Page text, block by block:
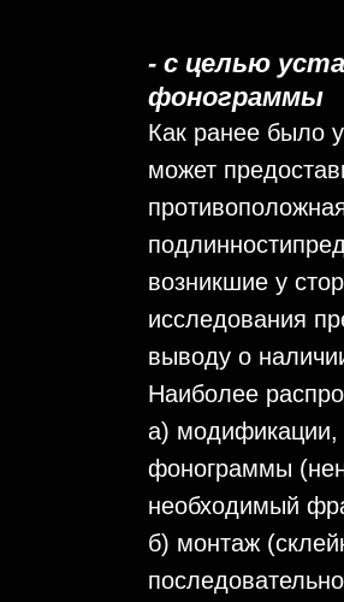
- с целью
фонограммы
Как ранее было
может
возникшие у
исследования
выводу о
Наиболее
а) модификации,
фонограммы
необходимый
б) монтаж